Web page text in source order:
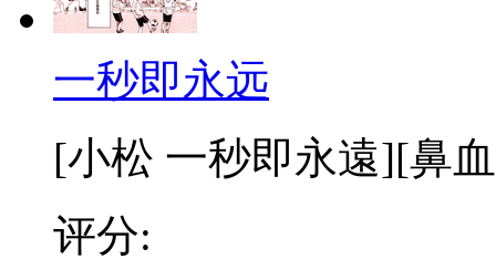
一秒即永远
[小松 一秒即永遠][鼻
评分: